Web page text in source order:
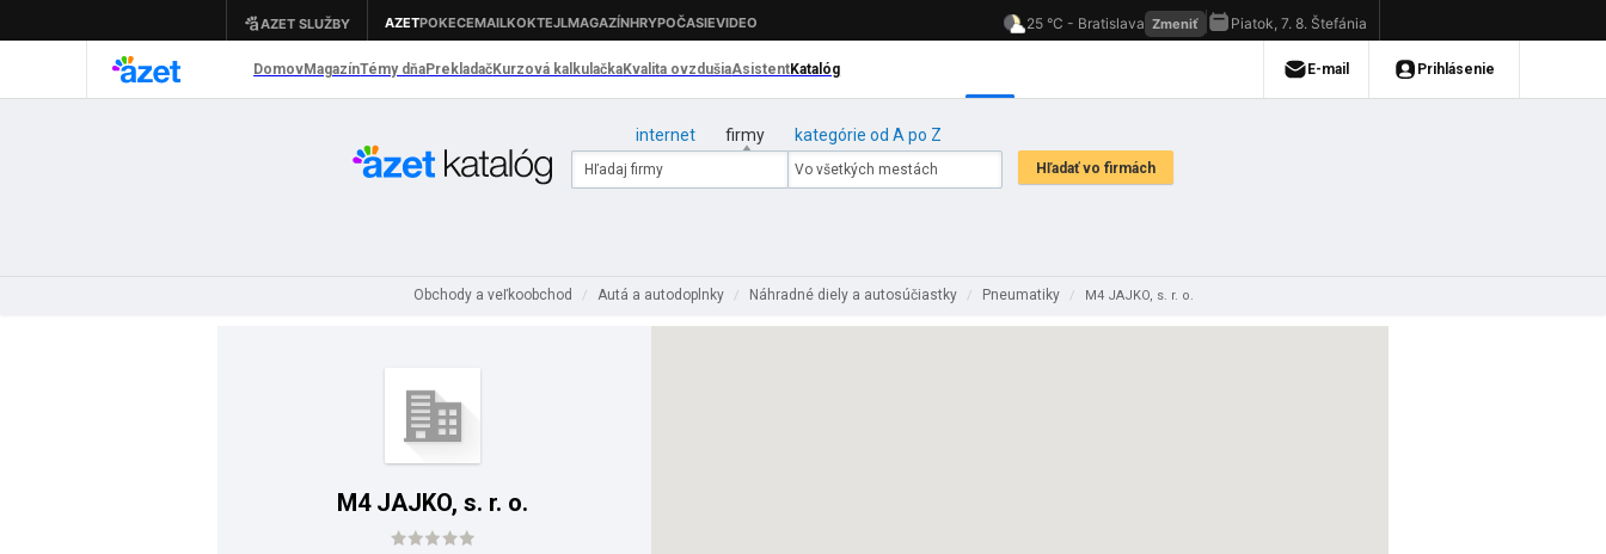
internet firmy kategórie od A po Z
Obchody a veľkoobchod / Autá a autodoplnky / Náhradné diely a autosúčiastky / Pneumatiky / M4 JAJKO, s. r. o.
M4 JAJKO, s. r. o.